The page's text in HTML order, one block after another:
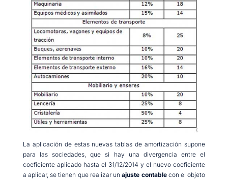
La aplicación de estas nuevas tablas de amortización supone
para las sociedades, que si hay una divergencia entre el
coeficiente aplicado hasta el 31/12/2014 y el nuevo coeficiente
a aplicar, se tienen que realizar unajuste contablecon el objeto